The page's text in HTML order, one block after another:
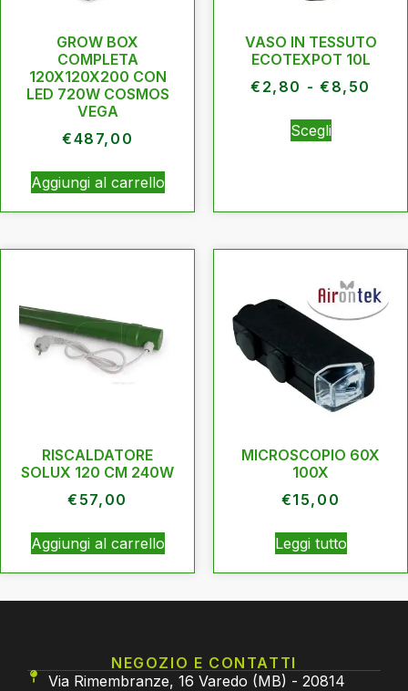
GROW BOX
COMPLETA
120X120X200 CON
LED 720W COSMOS
VEGA
€487,00
Aggiungi al carrello
VASO IN TESSUTO
ECOTEXPOT 10L
€ 2,80 - € 8,50
Scegli
RISCALDATORE
SOLUX 120 CM 240W
€ 57,00
Aggiungi al carrello
MICROSCOPIO 60X
100X
€15,00
Leggi tutto
NEGOZIO E CONTATTI
Via Rimembranze, 16 Varedo (MB) - 20814